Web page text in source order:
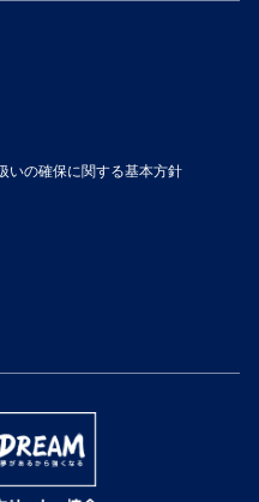
いの確保に関する基本方針